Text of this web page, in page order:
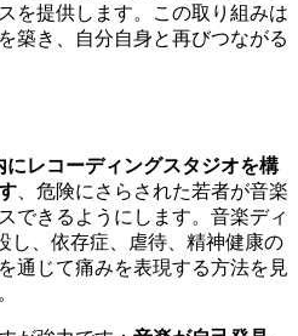
を提供します。この取り組みは
築き、自分自身と再びつながる
にレコーディングスタジオを構
、危険にさらされた若者が音楽
できるようにします。音楽ディ
し、依存症、虐待、精神健康の
通じて痛みを表現する方法を見